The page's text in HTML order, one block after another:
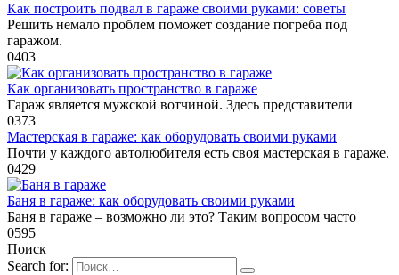
Как построить подвал в гараже своими руками: советы
Решить немало проблем поможет создание погреба под
гаражом.
0403
Как организовать пространство в гараже
Гараж является мужской вотчиной. Здесь представители
0373
Мастерская в гараже: как оборудовать своими руками
Почти у каждого автолюбителя есть своя мастерская в гараже.
0429
Баня в гараже: как оборудовать своими руками
Баня в гараже – возможно ли это? Таким вопросом часто
0595
Поиск
Search for: